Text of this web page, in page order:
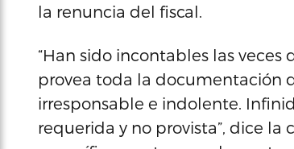
la renuncia del fiscal.
“Han sido incontables las
provea toda la documentación
irresponsable e indolente.
requerida y no provista”, dice